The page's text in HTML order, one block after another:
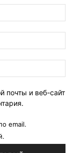
почты и веб-сайт
email.